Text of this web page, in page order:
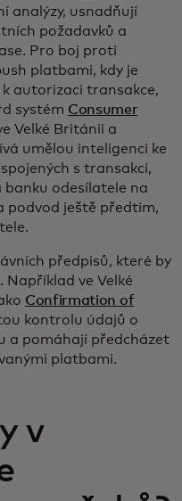
analýzy, usnadňují
požadavků a
Pro boj proti
platbami, kdy je
autorizaci transakce,
systém Consumer
Velké Británii a
umělou inteligenci ke
s transakcí,
banku odesílatele na
podvod ještě předtím,
předpisů, které by
ve Velké
Confirmation of
kontrolu údajů o
a pomáhají předcházet
platbami.
v